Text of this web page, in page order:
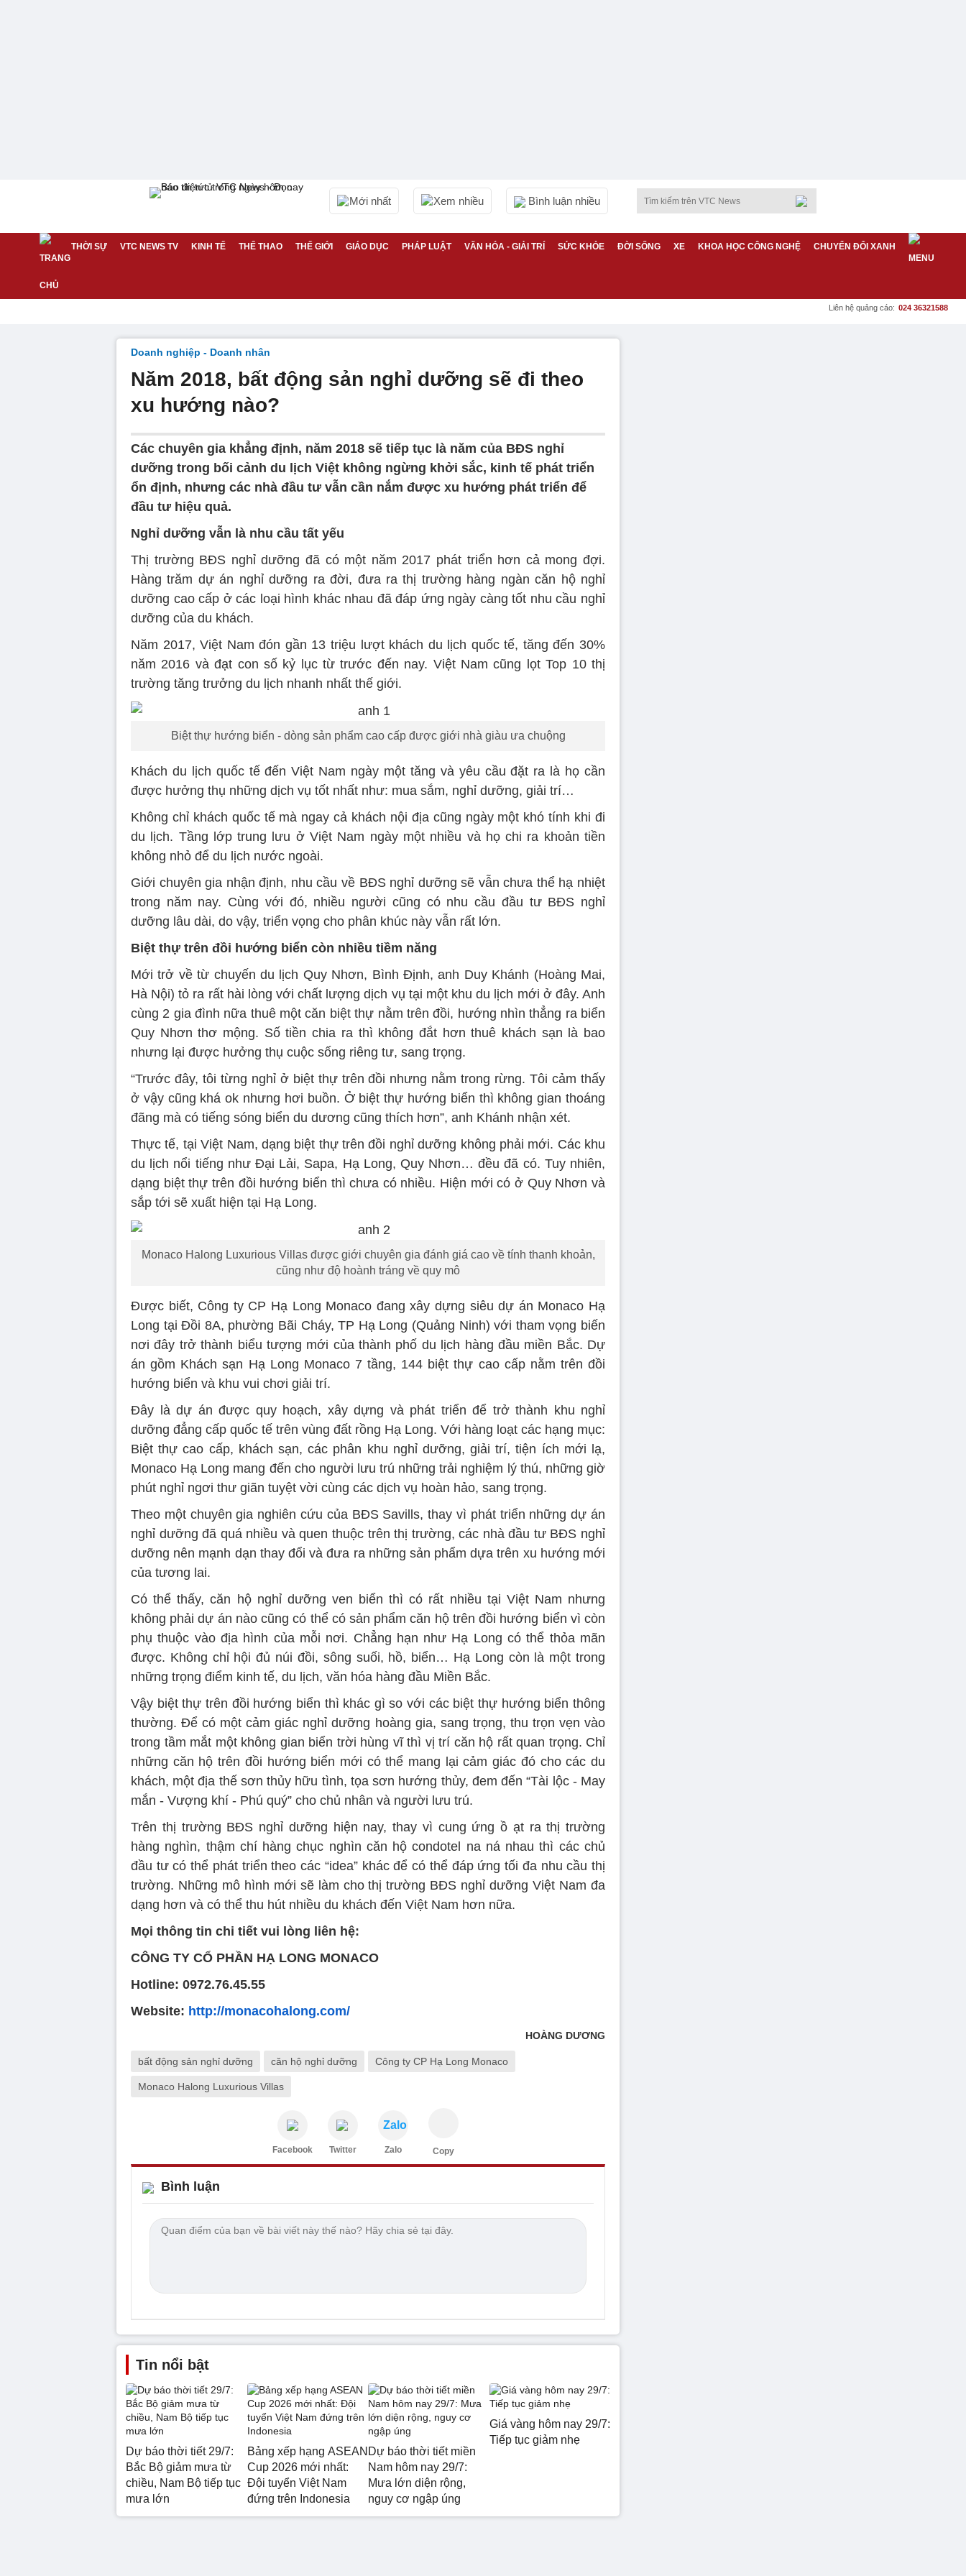
Mới nhất Xem nhiều Bình luận nhiều
THỜI SỰ VTC NEWS TV KINH TẾ THỂ THAO THẾ GIỚI GIÁO DỤC PHÁP LUẬT VĂN HÓA - GIẢI TRÍ SỨC KHỎE ĐỜI SỐNG XE KHOA HỌC CÔNG NGHỆ CHUYỂN ĐỔI XANH
Liên hệ quảng cáo: 024 36321588
Doanh nghiệp - Doanh nhân
Năm 2018, bất động sản nghỉ dưỡng sẽ đi theo
xu hướng nào?
Các chuyên gia khẳng định, năm 2018 sẽ tiếp tục là năm của BĐS nghỉ
dưỡng trong bối cảnh du lịch Việt không ngừng khởi sắc, kinh tế phát triển
ổn định, nhưng các nhà đầu tư vẫn cần nắm được xu hướng phát triển để
đầu tư hiệu quả.
Nghỉ dưỡng vẫn là nhu cầu tất yếu
Thị trường BĐS nghỉ dưỡng đã có một năm 2017 phát triển hơn cả mong đợi.
Hàng trăm dự án nghỉ dưỡng ra đời, đưa ra thị trường hàng ngàn căn hộ nghỉ
dưỡng cao cấp ở các loại hình khác nhau đã đáp ứng ngày càng tốt nhu cầu nghỉ
dưỡng của du khách.
Năm 2017, Việt Nam đón gần 13 triệu lượt khách du lịch quốc tế, tăng đến 30%
năm 2016 và đạt con số kỷ lục từ trước đến nay. Việt Nam cũng lọt Top 10 thị
trường tăng trưởng du lịch nhanh nhất thế giới.
Biệt thự hướng biển - dòng sản phẩm cao cấp được giới nhà giàu ưa chuộng
Khách du lịch quốc tế đến Việt Nam ngày một tăng và yêu cầu đặt ra là họ cần
được hưởng thụ những dịch vụ tốt nhất như: mua sắm, nghỉ dưỡng, giải trí…
Không chỉ khách quốc tế mà ngay cả khách nội địa cũng ngày một khó tính khi đi
du lịch. Tầng lớp trung lưu ở Việt Nam ngày một nhiều và họ chi ra khoản tiền
không nhỏ để du lịch nước ngoài.
Giới chuyên gia nhận định, nhu cầu về BĐS nghỉ dưỡng sẽ vẫn chưa thể hạ nhiệt
trong năm nay. Cùng với đó, nhiều người cũng có nhu cầu đầu tư BĐS nghỉ
dưỡng lâu dài, do vậy, triển vọng cho phân khúc này vẫn rất lớn.
Biệt thự trên đồi hướng biển còn nhiều tiềm năng
Mới trở về từ chuyến du lịch Quy Nhơn, Bình Định, anh Duy Khánh (Hoàng Mai,
Hà Nội) tỏ ra rất hài lòng với chất lượng dịch vụ tại một khu du lịch mới ở đây. Anh
cùng 2 gia đình nữa thuê một căn biệt thự nằm trên đồi, hướng nhìn thẳng ra biển
Quy Nhơn thơ mộng. Số tiền chia ra thì không đắt hơn thuê khách sạn là bao
nhưng lại được hưởng thụ cuộc sống riêng tư, sang trọng.
“Trước đây, tôi từng nghỉ ở biệt thự trên đồi nhưng nằm trong rừng. Tôi cảm thấy
ở vậy cũng khá ok nhưng hơi buồn. Ở biệt thự hướng biển thì không gian thoáng
đãng mà có tiếng sóng biển du dương cũng thích hơn”, anh Khánh nhận xét.
Thực tế, tại Việt Nam, dạng biệt thự trên đồi nghỉ dưỡng không phải mới. Các khu
du lịch nổi tiếng như Đại Lải, Sapa, Hạ Long, Quy Nhơn… đều đã có. Tuy nhiên,
dạng biệt thự trên đồi hướng biển thì chưa có nhiều. Hiện mới có ở Quy Nhơn và
sắp tới sẽ xuất hiện tại Hạ Long.
Monaco Halong Luxurious Villas được giới chuyên gia đánh giá cao về tính thanh khoản,
cũng như độ hoành tráng về quy mô
Được biết, Công ty CP Hạ Long Monaco đang xây dựng siêu dự án Monaco Hạ
Long tại Đồi 8A, phường Bãi Cháy, TP Hạ Long (Quảng Ninh) với tham vọng biến
nơi đây trở thành biểu tượng mới của thành phố du lịch hàng đầu miền Bắc. Dự
án gồm Khách sạn Hạ Long Monaco 7 tầng, 144 biệt thự cao cấp nằm trên đồi
hướng biển và khu vui chơi giải trí.
Đây là dự án được quy hoạch, xây dựng và phát triển để trở thành khu nghỉ
dưỡng đẳng cấp quốc tế trên vùng đất rồng Hạ Long. Với hàng loạt các hạng mục:
Biệt thự cao cấp, khách sạn, các phân khu nghỉ dưỡng, giải trí, tiện ích mới lạ,
Monaco Hạ Long mang đến cho người lưu trú những trải nghiệm lý thú, những giờ
phút nghỉ ngơi thư giãn tuyệt vời cùng các dịch vụ hoàn hảo, sang trọng.
Theo một chuyên gia nghiên cứu của BĐS Savills, thay vì phát triển những dự án
nghỉ dưỡng đã quá nhiều và quen thuộc trên thị trường, các nhà đầu tư BĐS nghỉ
dưỡng nên mạnh dạn thay đổi và đưa ra những sản phẩm dựa trên xu hướng mới
của tương lai.
Có thể thấy, căn hộ nghỉ dưỡng ven biển thì có rất nhiều tại Việt Nam nhưng
không phải dự án nào cũng có thể có sản phẩm căn hộ trên đồi hướng biển vì còn
phụ thuộc vào địa hình của mỗi nơi. Chẳng hạn như Hạ Long có thể thỏa mãn
được. Không chỉ hội đủ núi đồi, sông suối, hồ, biển… Hạ Long còn là một trong
những trọng điểm kinh tế, du lịch, văn hóa hàng đầu Miền Bắc.
Vậy biệt thự trên đồi hướng biển thì khác gì so với các biệt thự hướng biển thông
thường. Để có một cảm giác nghỉ dưỡng hoàng gia, sang trọng, thu trọn vẹn vào
trong tầm mắt một không gian biển trời hùng vĩ thì vị trí căn hộ rất quan trọng. Chỉ
những căn hộ trên đồi hướng biển mới có thể mang lại cảm giác đó cho các du
khách, một địa thế sơn thủy hữu tình, tọa sơn hướng thủy, đem đến “Tài lộc - May
mắn - Vượng khí - Phú quý” cho chủ nhân và người lưu trú.
Trên thị trường BĐS nghỉ dưỡng hiện nay, thay vì cung ứng ồ ạt ra thị trường
hàng nghìn, thậm chí hàng chục nghìn căn hộ condotel na ná nhau thì các chủ
đầu tư có thể phát triển theo các “idea” khác để có thể đáp ứng tối đa nhu cầu thị
trường. Những mô hình mới sẽ làm cho thị trường BĐS nghỉ dưỡng Việt Nam đa
dạng hơn và có thể thu hút nhiều du khách đến Việt Nam hơn nữa.
Mọi thông tin chi tiết vui lòng liên hệ:
CÔNG TY CỔ PHẦN HẠ LONG MONACO
Hotline: 0972.76.45.55
Website: http://monacohalong.com/
HOÀNG DƯƠNG
bất động sản nghỉ dưỡng căn hộ nghỉ dưỡng Công ty CP Hạ Long Monaco
Monaco Halong Luxurious Villas
Facebook Twitter
Zalo
Zalo Copy
Bình luận
Tin nổi bật
Dự báo thời tiết 29/7:
Bắc Bộ giảm mưa từ
chiều, Nam Bộ tiếp tục
mưa lớn
Bảng xếp hạng ASEAN
Cup 2026 mới nhất:
Đội tuyển Việt Nam
đứng trên Indonesia
Dự báo thời tiết miền
Nam hôm nay 29/7:
Mưa lớn diện rộng,
nguy cơ ngập úng
Giá vàng hôm nay 29/7:
Tiếp tục giảm nhẹ